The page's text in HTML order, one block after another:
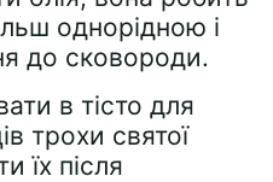
однорідною і
до сковороди.
в тісто для
трохи святої
їх після